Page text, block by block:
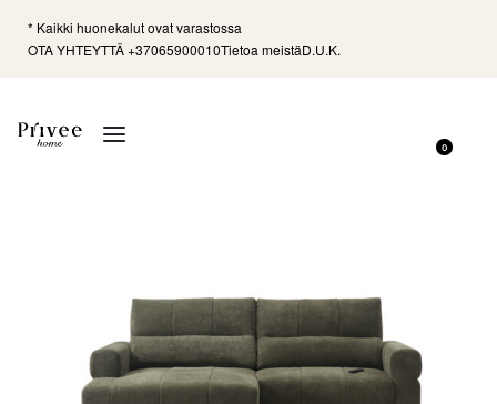
* Kaikki huonekalut ovat varastossa
OTA YHTEYTTÄ +37065900010Tietoa meistäD.U.K.
0